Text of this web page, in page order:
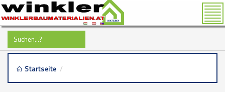
Startseite /